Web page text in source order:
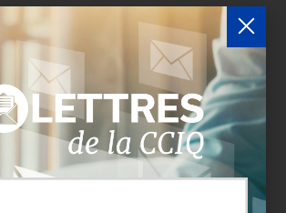
l'entreprise
membres peuvent bénéficier d’une
du répertoire via leur espace
vousafin de consulter le
des entreprises incluant les
délégués inscrits. Vous n'êtes
N'attendez plus etdevenez membre!